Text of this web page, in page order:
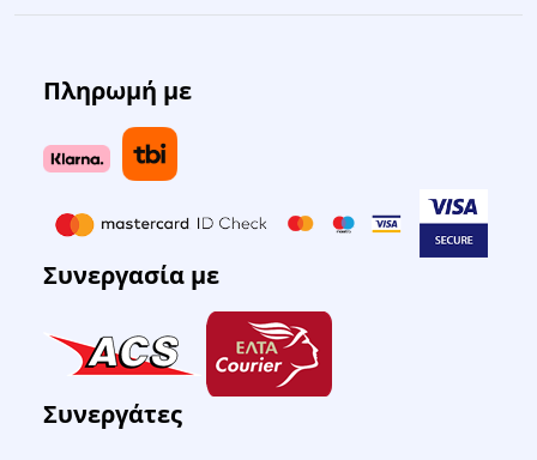
Πληρωμή με
Συνεργασία με
Συνεργάτες